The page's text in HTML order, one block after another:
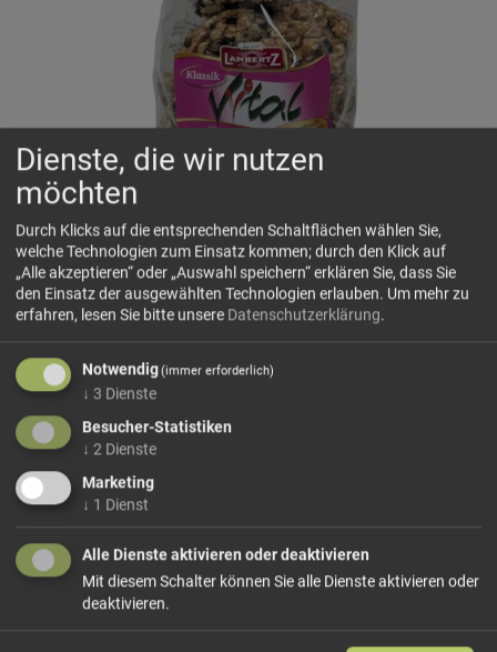
Knuspriges Gebäck mit Erdnüssen, Korinthen und
Sonnenblumenkernen – eine kräftige Snack-Variante, die
bewusst mit ausgewählten Zutaten setzt
Zutaten:
19 % ERDNÜSSE, Zucker, 14 % KORINTHEN, Glukose-Sirup,
12 % SONNENBLUMENKERNE, HA­FERFLOCKEN, Palmfett,
SESAM, BUTTERREINFETT, Emulgator: SOJA-LECITHINE;
VOLLMILCHPULVER, HASELNÜSSE, Honig, natürliches
Aroma.
Dienste, die wir nutzen
möchten
Durch Klicks auf die entsprechenden Schaltflächen wählen Sie,
welche Technologien zum Einsatz kommen; durch den Klick auf
„Alle akzeptieren“ oder „Auswahl speichern“ erklären Sie, dass Sie
den Einsatz der ausgewählten Technologien erlauben. Um mehr zu
erfahren, lesen Sie bitte unsere Datenschutzerklärung.
Notwendig(immer erforderlich)
↓ 3 Dienste
Besucher-Statistiken
↓ 2 Dienste
Marketing
↓ 1 Dienst
Alle Dienste aktivieren oder deaktivieren
Mit diesem Schalter können Sie alle Dienste aktivieren oder
deaktivieren.